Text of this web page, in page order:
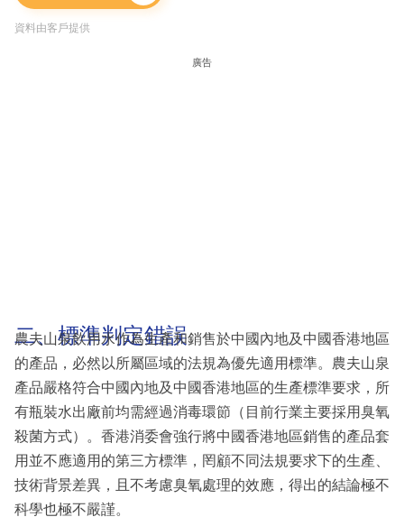
資料由客戶提供
廣告
二、標準判定錯誤
農夫山泉飲用水作為生產和銷售於中國內地及中國香港地區
的產品，必然以所屬區域的法規為優先適用標準。農夫山泉
產品嚴格符合中國內地及中國香港地區的生產標準要求，所
有瓶裝水出廠前均需經過消毒環節（目前行業主要採用臭氧
殺菌方式）。香港消委會強行將中國香港地區銷售的產品套
用並不應適用的第三方標準，罔顧不同法規要求下的生產、
技術背景差異，且不考慮臭氧處理的效應，得出的結論極不
科學也極不嚴謹。